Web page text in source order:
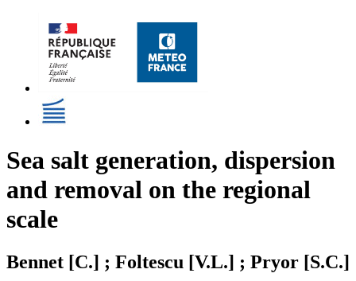
Sea salt generation, dispersion
and removal on the regional
scale
Bennet [C.] ; Foltescu [V.L.] ; Pryor [S.C.]